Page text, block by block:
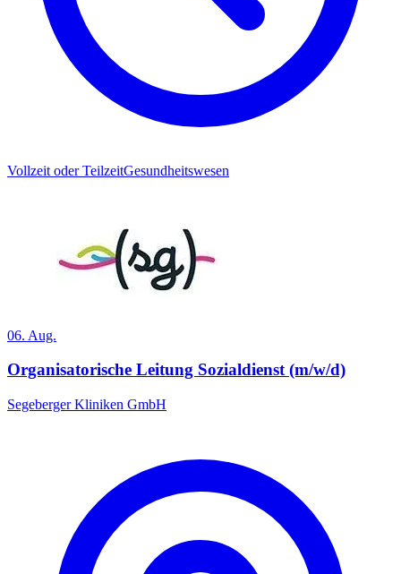
Vollzeit oder TeilzeitGesundheitswesen
06. Aug.
Organisatorische Leitung Sozialdienst (m/w/d)
Segeberger Kliniken GmbH